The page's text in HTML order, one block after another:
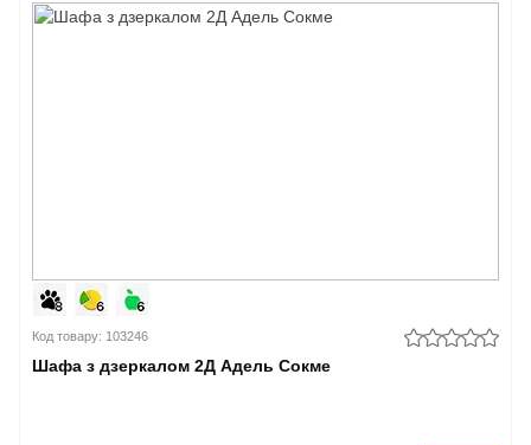
Код товару: 103246
Шафа з дзеркалом 2Д Адель Сокме